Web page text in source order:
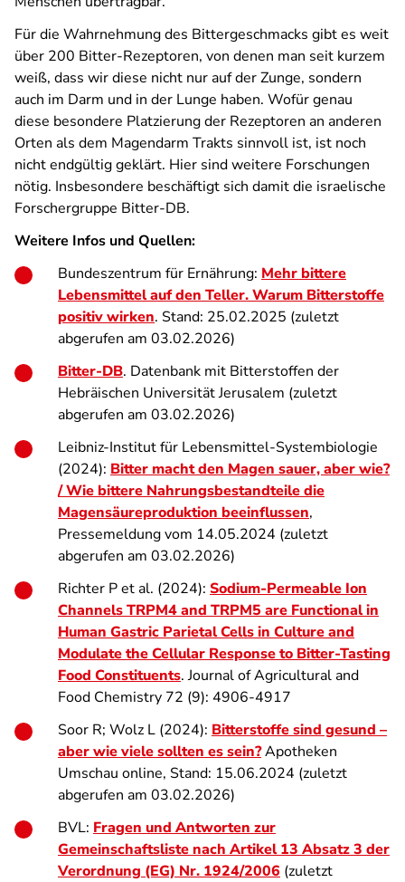
Für die Wahrnehmung des Bittergeschmacks gibt es weit
über 200 Bitter-Rezeptoren, von denen man seit kurzem
weiß, dass wir diese nicht nur auf der Zunge, sondern
auch im Darm und in der Lunge haben. Wofür genau
diese besondere Platzierung der Rezeptoren an anderen
Orten als dem Magendarm Trakts sinnvoll ist, ist noch
nicht endgültig geklärt. Hier sind weitere Forschungen
nötig. Insbesondere beschäftigt sich damit die israelische
Forschergruppe Bitter-DB.
Weitere Infos und Quellen:
Bundeszentrum für Ernährung: Mehr bittere
Lebensmittel auf den Teller. Warum Bitterstoffe
positiv wirken. Stand: 25.02.2025 (zuletzt
abgerufen am 03.02.2026)
Bitter-DB. Datenbank mit Bitterstoffen der
Hebräischen Universität Jerusalem (zuletzt
abgerufen am 03.02.2026)
Leibniz-Institut für Lebensmittel-Systembiologie
(2024): Bitter macht den Magen sauer, aber wie?
/ Wie bittere Nahrungsbestandteile die
Magensäureproduktion beeinflussen,
Pressemeldung vom 14.05.2024 (zuletzt
abgerufen am 03.02.2026)
Richter P et al. (2024): Sodium-Permeable Ion
Channels TRPM4 and TRPM5 are Functional in
Human Gastric Parietal Cells in Culture and
Modulate the Cellular Response to Bitter-Tasting
Food Constituents. Journal of Agricultural and
Food Chemistry 72 (9): 4906-4917
Soor R; Wolz L (2024): Bitterstoffe sind gesund –
aber wie viele sollten es sein?Apotheken
Umschau online, Stand: 15.06.2024 (zuletzt
abgerufen am 03.02.2026)
BVL: Fragen und Antworten zur
Gemeinschaftsliste nach Artikel 13 Absatz 3 der
Verordnung (EG) Nr. 1924/2006 (zuletzt